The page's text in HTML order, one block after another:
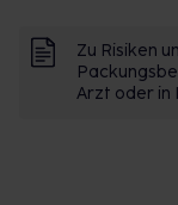
Zu Risiken
Arzt oder in